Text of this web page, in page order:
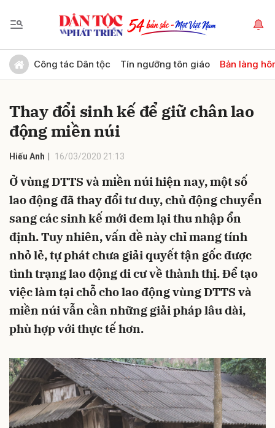
Công tác Dân tộc Tín ngưỡng tôn giáo Bản làng
Thay đổi sinh kế để giữ chân lao
động miền núi
Hiếu Anh 16/03/2020 21:13
Ở vùng DTTS và miền núi hiện nay, một số
lao động đã thay đổi tư duy, chủ động chuyển
sang các sinh kế mới đem lại thu nhập ổn
định. Tuy nhiên, vấn đề này chỉ mang tính
nhỏ lẻ, tự phát chưa giải quyết tận gốc được
tình trạng lao động di cư về thành thị. Để tạo
việc làm tại chỗ cho lao động vùng DTTS và
miền núi vẫn cần những giải pháp lâu dài,
phù hợp với thực tế hơn.
Gửi bình luận
Hủy Gửi